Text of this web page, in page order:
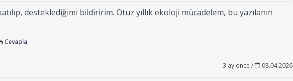
desteklediğimi bildiririm. Otuz yıllık ekoloji mücadelem, bu yazılanın
Cevapla
3 ay önce / 08.04.2026